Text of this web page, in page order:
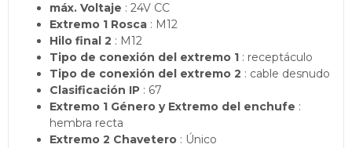
máx. Voltaje : 24V CC
Extremo 1 Rosca : M12
Hilo final 2 : M12
Tipo de conexión del extremo 1 : receptáculo
Tipo de conexión del extremo 2 : cable desnudo
Clasificación IP : 67
Extremo 1 Género y Extremo del enchufe :
hembra recta
Extremo 2 Chavetero : Único